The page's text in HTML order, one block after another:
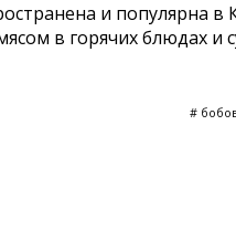
и популярна
в горячих блюдах и
#